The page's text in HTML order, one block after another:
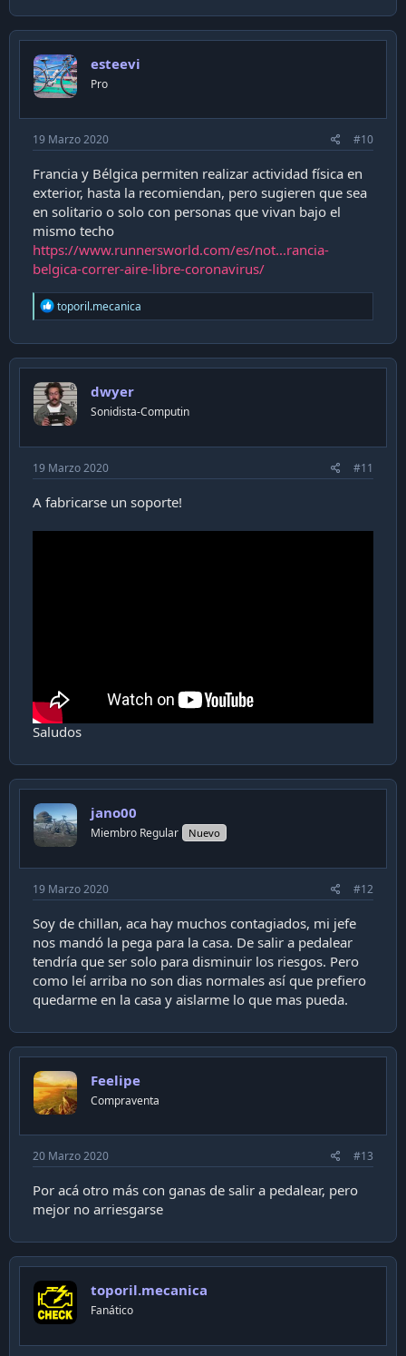
esteevi
Pro
19 Marzo 2020 #10
Francia y Bélgica permiten realizar actividad física en
exterior, hasta la recomiendan, pero sugieren que sea
en solitario o solo con personas que vivan bajo el
mismo techo
https://www.runnersworld.com/es/not...rancia-
belgica-correr-aire-libre-coronavirus/
R
e
c
t
o
n
s
toporil.mecanica
dwyer
Sonidista-Computin
19 Marzo 2020 #11
A fabricarse un soporte!
Saludos
jano00
Miembro Regular Nuevo
19 Marzo 2020 #12
Soy de chillan, aca hay muchos contagiados, mi jefe
nos mandó la pega para la casa. De salir a pedalear
tendría que ser solo para disminuir los riesgos. Pero
como leí arriba no son dias normales así que prefiero
quedarme en la casa y aislarme lo que mas pueda.
Feelipe
Compraventa
20 Marzo 2020 #13
Por acá otro más con ganas de salir a pedalear, pero
mejor no arriesgarse
toporil.mecanica
Fanático